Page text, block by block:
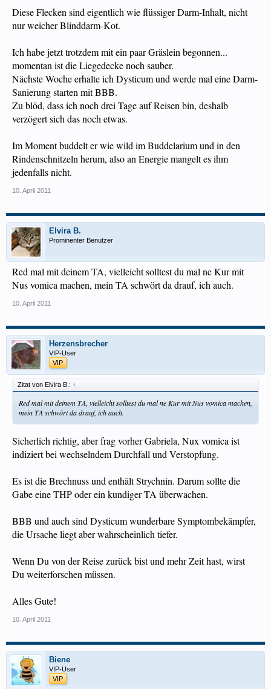
Diese Flecken sind eigentlich wie flüssiger Darm-Inhalt, nicht
nur weicher Blinddarm-Kot.
Ich habe jetzt trotzdem mit ein paar Gräslein begonnen...
momentan ist die Liegedecke noch sauber.
Nächste Woche erhalte ich Dysticum und werde mal eine Darm-
Sanierung starten mit BBB.
Zu blöd, dass ich noch drei Tage auf Reisen bin, deshalb
verzögert sich das noch etwas.
Im Moment buddelt er wie wild im Buddelarium und in den
Rindenschnitzeln herum, also an Energie mangelt es ihm
jedenfalls nicht.
10. April 2011
Elvira B.
Prominenter Benutzer
Red mal mit deinem TA, vielleicht solltest du mal ne Kur mit
Nus vomica machen, mein TA schwört da drauf, ich auch.
10. April 2011
Herzensbrecher
VIP-User
VIP
Zitat von Elvira B.: ↑
Red mal mit deinem TA, vielleicht solltest du mal ne Kur mit Nus vomica machen,
mein TA schwört da drauf, ich auch.
Sicherlich richtig, aber frag vorher Gabriela, Nux vomica ist
indiziert bei wechselndem Durchfall und Verstopfung.
Es ist die Brechnuss und enthält Strychnin. Darum sollte die
Gabe eine THP oder ein kundiger TA überwachen.
BBB und auch sind Dysticum wunderbare Symptombekämpfer,
die Ursache liegt aber wahrscheinlich tiefer.
Wenn Du von der Reise zurück bist und mehr Zeit hast, wirst
Du weiterforschen müssen.
Alles Gute!
10. April 2011
Biene
VIP-User
VIP